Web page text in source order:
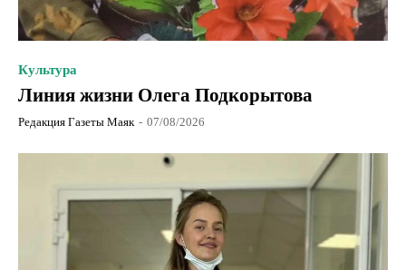
Культура
Линия жизни Олега Подкорытова
Редакция Газеты Маяк - 07/08/2026